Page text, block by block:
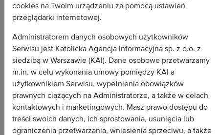
Wszystkie depesze
Dokument
Wywiad
Analiza
cookies na Twoim urządzeniu za pomocą ustawień
przeglądarki internetowej.
Administratorem danych osobowych użytkowników
Serwisu jest Katolicka Agencja Informacyjna sp. z o.o. z
siedzibą w Warszawie (KAI). Dane osobowe przetwarzamy
m.in. w celu wykonania umowy pomiędzy KAI a
użytkownikiem Serwisu, wypełnienia obowiązków
prawnych ciążących na Administratorze, a także w celach
kontaktowych i marketingowych. Masz prawo dostępu do
treści swoich danych, ich sprostowania, usunięcia lub
ograniczenia przetwarzania, wniesienia sprzeciwu, a także